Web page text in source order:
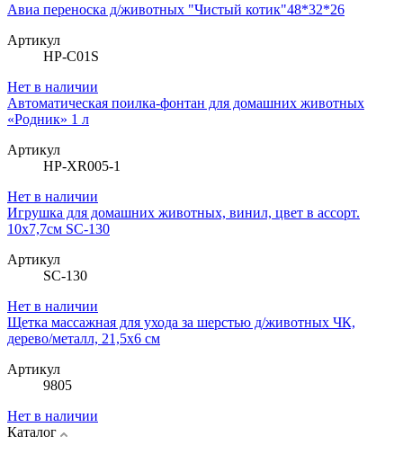
Авиа переноска д/животных "Чистый котик"48*32*26
Артикул
HP-C01S
Нет в наличии
Автоматическая поилка-фонтан для домашних животных
«Родник» 1 л
Артикул
HP-XR005-1
Нет в наличии
Игрушка для домашних животных, винил, цвет в ассорт.
10х7,7см SC-130
Артикул
SC-130
Нет в наличии
Щетка массажная для ухода за шерстью д/животных ЧК,
дерево/металл, 21,5х6 см
Артикул
9805
Нет в наличии
Каталог